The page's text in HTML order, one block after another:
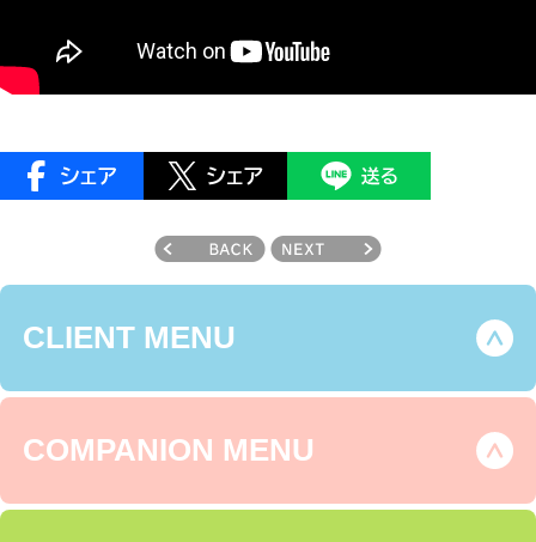
CLIENT MENU
COMPANION MENU